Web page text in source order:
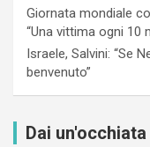
Giornata mondiale
“Una vittima ogni 10
Israele, Salvini: “Se
benvenuto”
Dai un'occhiata